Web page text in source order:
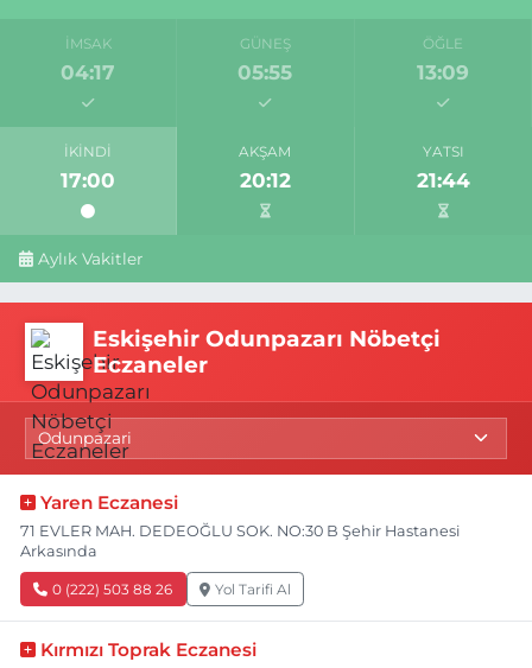
İMSAK
04:17
GÜNEŞ
05:55
ÖĞLE
13:09
İKINDI
17:00
AKŞAM
20:12
YATSI
21:44
Aylık Vakitler
Eskişehir Odunpazarı Nöbetçi
Eczaneler
Yaren Eczanesi
71 EVLER MAH. DEDEOĞLU SOK. NO:30 B Şehir Hastanesi
Arkasında
0 (222) 503 88 26 Yol Tarifi Al
Kırmızı Toprak Eczanesi